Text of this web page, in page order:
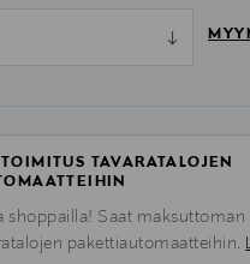
TAVARATALOJEN
shoppailla! Saat
pakettiautomaatteihin.